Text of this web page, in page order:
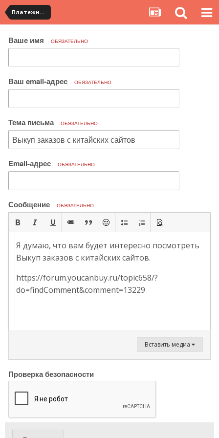
Платежная система ALIPAY и оплата банковскими картами
Ваше имя ОБЯЗАТЕЛЬНО
Ваш email-адрес ОБЯЗАТЕЛЬНО
Тема письма ОБЯЗАТЕЛЬНО
Email-адрес ОБЯЗАТЕЛЬНО
Сообщение ОБЯЗАТЕЛЬНО
Я думаю, что вам будет интересно посмотреть
Выкуп заказов с китайских сайтов.
https://forum.youcanbuy.ru/topic658/?
do=findComment&comment=13229
Вставить медиа
Проверка безопасности